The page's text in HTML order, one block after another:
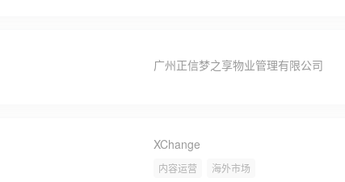
广州正信梦之享物业管理有限公司
XChange
内容运营 海外市场